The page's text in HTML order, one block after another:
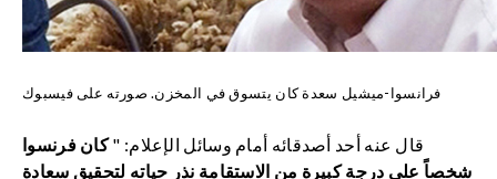
فرانسوا-ميشيل سعدة كان يتسوق في المخزن. صورته على فيسبوك
قال عنه أحد أصدقائه أمام وسائل الإعلام: "كان فرنسوا
شخصاً على درجة كبيرة من الاستقامة نذر حياته لتحقيق سعادة